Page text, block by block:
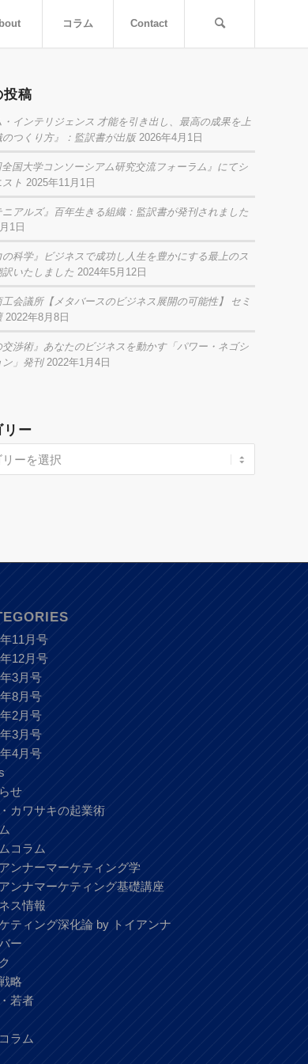
コラム Contact
投稿
・インテリジェンス 才能を引き出し、最高の成果を上
つくり方』：監訳書が出版 2026年4月1日
全国大学コンソーシアム研究交流フォーラム』にてシ
スト 2025年11月1日
ニアルズ』百年生きる組織：監訳書が発刊されました
1日
の科学』ビジネスで成功し人生を豊かにする最上のス
訳いたしました 2024年5月12日
会議所【メタバースのビジネス展開の可能性】 セミ
2022年8月8日
交渉術』あなたのビジネスを動かす「パワー・ネゴシ
ン」発刊 2022年1月4日
リー
11月号
12月号
3月号
8月号
2月号
3月号
4月号
せ
カワサキの起業術
コラム
ンナーマーケティング学
ンナマーケティング基礎講座
ス情報
ティング深化論 by トイアンナ
ー
略
若者
ラム